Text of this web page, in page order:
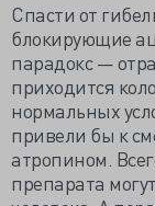
Спасти от
блокирующие
парадокс —
приходится
нормальных
привели бы к
атропином.
препарата